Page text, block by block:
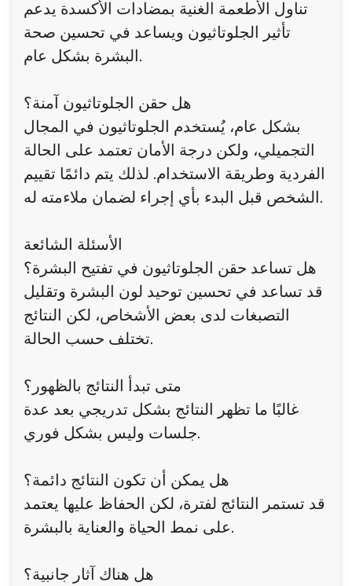
تناول الأطعمة الغنية بمضادات الأكسدة يدعم
تأثير الجلوتاثيون ويساعد في تحسين صحة
البشرة بشكل عام.
هل حقن الجلوتاثيون آمنة؟
بشكل عام، يُستخدم الجلوتاثيون في المجال
التجميلي، ولكن درجة الأمان تعتمد على الحالة
الفردية وطريقة الاستخدام. لذلك يتم دائمًا تقييم
الشخص قبل البدء بأي إجراء لضمان ملاءمته له.
الأسئلة الشائعة
هل تساعد حقن الجلوتاثيون في تفتيح البشرة؟
قد تساعد في تحسين توحيد لون البشرة وتقليل
التصبغات لدى بعض الأشخاص، لكن النتائج
تختلف حسب الحالة.
متى تبدأ النتائج بالظهور؟
غالبًا ما تظهر النتائج بشكل تدريجي بعد عدة
جلسات وليس بشكل فوري.
هل يمكن أن تكون النتائج دائمة؟
قد تستمر النتائج لفترة، لكن الحفاظ عليها يعتمد
على نمط الحياة والعناية بالبشرة.
هل هناك آثار جانبية؟